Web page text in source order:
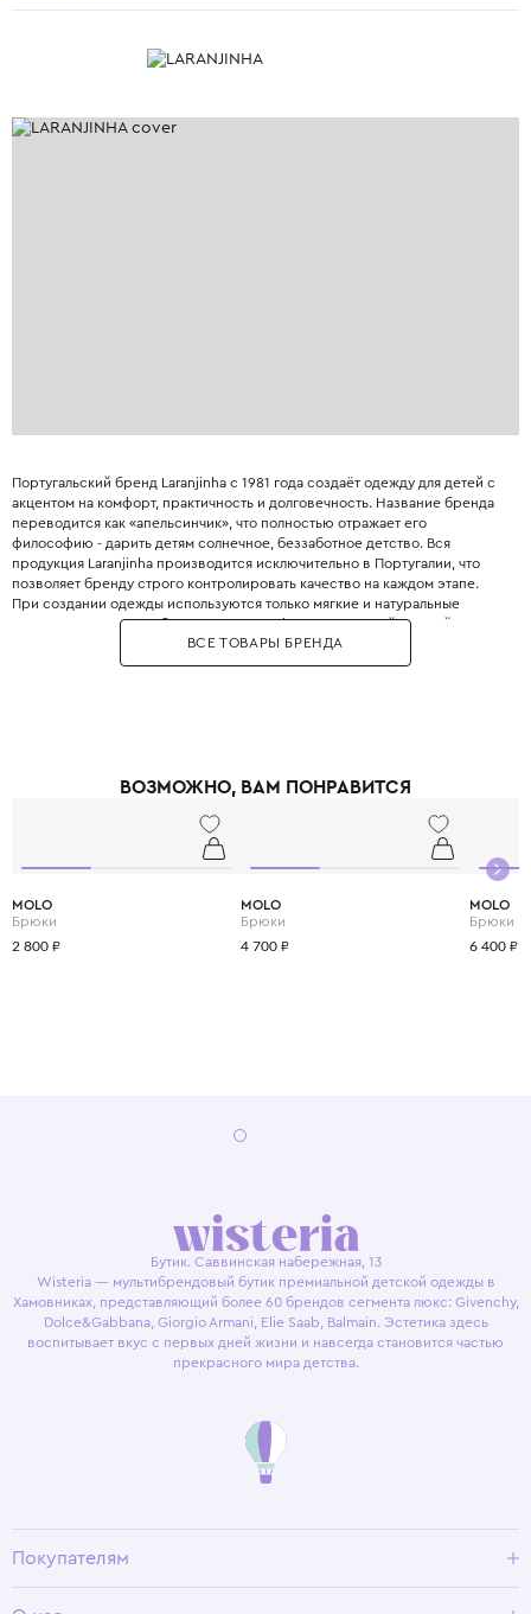
Португальский бренд Laranjinha с 1981 года создаёт одежду для детей с
акцентом на комфорт, практичность и долговечность. Название бренда
переводится как «апельсинчик», что полностью отражает его
философию - дарить детям солнечное, беззаботное детство. Вся
продукция Laranjinha производится исключительно в Португалии, что
позволяет бренду строго контролировать качество на каждом этапе.
При создании одежды используются только мягкие и натуральные
материалы, которые обеспечивают комфорт даже самой нежной коже
малыша. В ассортименте бренда вы найдёте всё: от уютных распашонок
и ползунков для новорождённых до элегантных платьев, рубашек и
бренд завоевал любовь нескольких поколений семей по всему миру.
идеальной для повседневной носки и активных игр. Выбирая Laranjinha,
вы дарите своему ребёнку солнечное настроение и сочетание стиля с
непревзойдённым португальским качеством.
ВСЕ ТОВАРЫ БРЕНДА
ВОЗМОЖНО, ВАМ ПОНРАВИТСЯ
MOLO
Брюки
2 800 ₽
MOLO
Брюки
4 700 ₽
MOLO
Брюки
6 400 ₽
Бутик. Саввинская набережная, 13
Wisteria — мультибрендовый бутик премиальной детской одежды в
Хамовниках, представляющий более 60 брендов сегмента люкс: Givenchy,
Dolce&Gabbana, Giorgio Armani, Elie Saab, Balmain. Эстетика здесь
воспитывает вкус с первых дней жизни и навсегда становится частью
прекрасного мира детства.
Покупателям